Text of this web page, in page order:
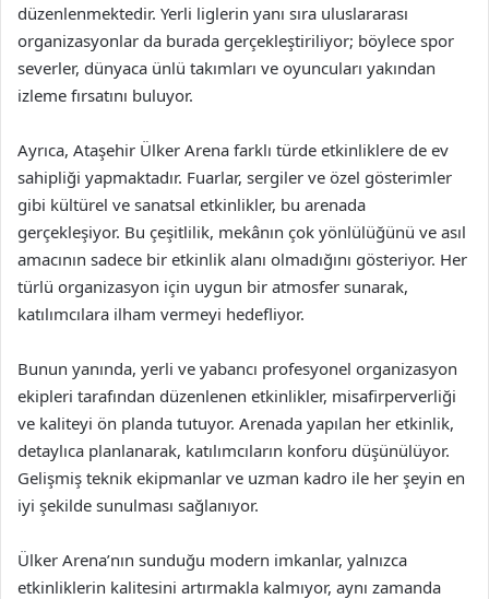
düzenlenmektedir. Yerli liglerin yanı sıra uluslararası
organizasyonlar da burada gerçekleştiriliyor; böylece spor
severler, dünyaca ünlü takımları ve oyuncuları yakından
izleme fırsatını buluyor.
Ayrıca, Ataşehir Ülker Arena farklı türde etkinliklere de ev
sahipliği yapmaktadır. Fuarlar, sergiler ve özel gösterimler
gibi kültürel ve sanatsal etkinlikler, bu arenada
gerçekleşiyor. Bu çeşitlilik, mekânın çok yönlülüğünü ve asıl
amacının sadece bir etkinlik alanı olmadığını gösteriyor. Her
türlü organizasyon için uygun bir atmosfer sunarak,
katılımcılara ilham vermeyi hedefliyor.
Bunun yanında, yerli ve yabancı profesyonel organizasyon
ekipleri tarafından düzenlenen etkinlikler, misafirperverliği
ve kaliteyi ön planda tutuyor. Arenada yapılan her etkinlik,
detaylıca planlanarak, katılımcıların konforu düşünülüyor.
Gelişmiş teknik ekipmanlar ve uzman kadro ile her şeyin en
iyi şekilde sunulması sağlanıyor.
Ülker Arena’nın sunduğu modern imkanlar, yalnızca
etkinliklerin kalitesini artırmakla kalmıyor, aynı zamanda